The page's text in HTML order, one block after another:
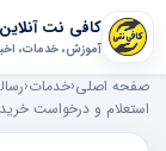
کافی نت
آموزش، خدمات،
صفحه اصلی‹خدمات‹
استعلام و درخواست